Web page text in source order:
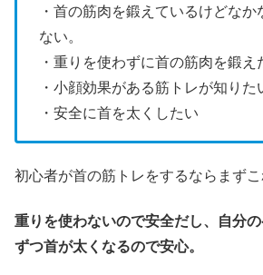
・首の筋肉を鍛えているけどなか
ない。
・重りを使わずに首の筋肉を鍛え
・小顔効果がある筋トレが知りた
・安全に首を太くしたい
初心者が首の筋トレをするならまずこ
重りを使わないので安全だし、自分
ずつ首が太くなるので安心。